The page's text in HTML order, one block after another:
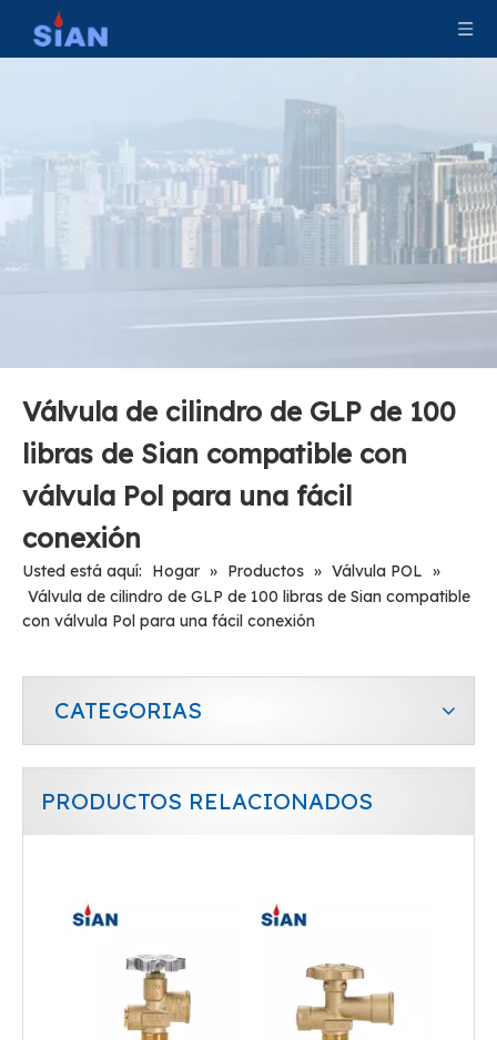
Válvula de cilindro de GLP de 100
libras de Sian compatible con
válvula Pol para una fácil
conexión
Usted está aquí: Hogar » Productos » Válvula POL »
Válvula de cilindro de GLP de 100 libras de Sian compatible
con válvula Pol para una fácil conexión
CATEGORIAS
PRODUCTOS RELACIONADOS
Válvula Pol de V6 V6 PLPG Cilindro Cilindro Seguridad Válvula de GLP Pol